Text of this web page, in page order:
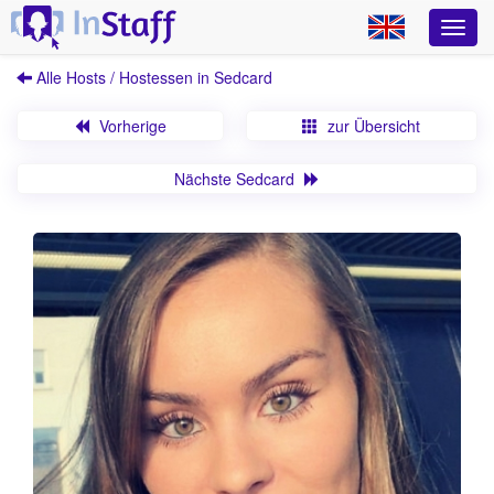
Alle Hosts / Hostessen in Sedcard
Vorherige zur Übersicht
Nächste Sedcard